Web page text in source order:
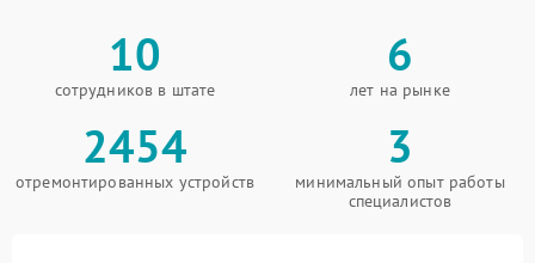
10
сотрудников в штате
6
лет на рынке
2454
отремонтированных устройств
3
минимальный опыт работы
специалистов